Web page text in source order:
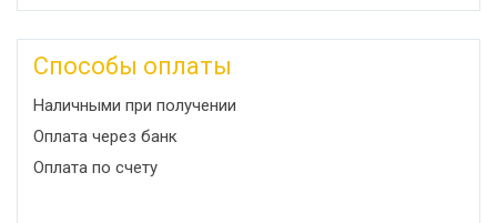
Способы оплаты
Наличными при получении
Оплата через банк
Оплата по счету